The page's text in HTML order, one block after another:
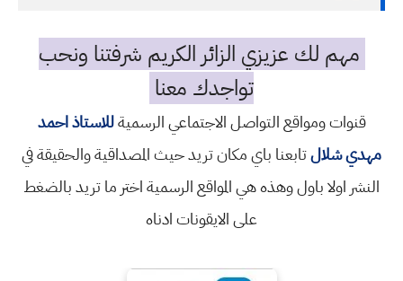
مهم لك عزيزي الزائر الكريم شرفتنا ونحب
تواجدك معنا
قنوات ومواقع التواصل الاجتماعي الرسميةللاستاذ احمد
مهدي شلالتابعنا باي مكان تريد حيث المصداقية والحقيقة في
النشر اولا باول وهذه هي المواقع الرسمية اختر ما تريد بالضغط
على الايقونات ادناه